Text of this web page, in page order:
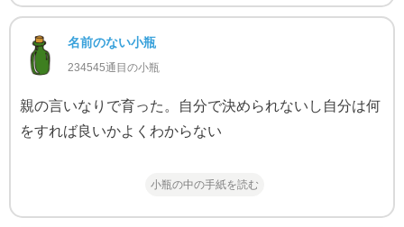
名前のない小瓶
234545通目の小瓶
親の言いなりで育った。自分で決められないし自分は何
をすれば良いかよくわからない
小瓶の中の手紙を読む